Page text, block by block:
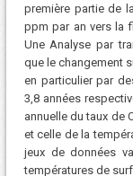
première partie de
ppm par an vers la
Une Analyse par
que le changement
en particulier par
3,8 années
annuelle du taux de
et celle de la
jeux de données
températures de